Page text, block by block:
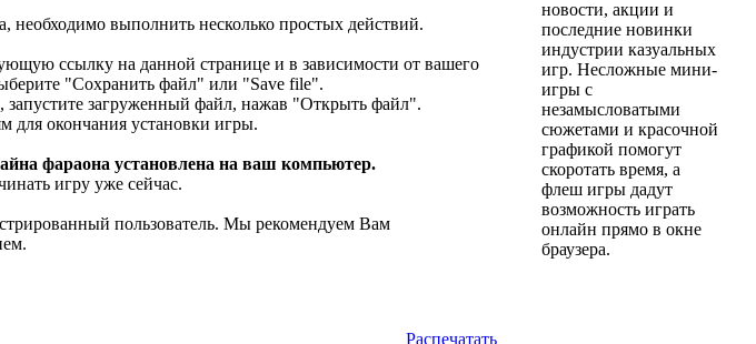
необходимо выполнить несколько простых действий.
ссылку на данной странице и в зависимости от вашего
"Сохранить файл" или "Save file".
запустите загруженный файл, нажав "Открыть файл".
для окончания установки игры.
фараона установлена на ваш компьютер.
игру уже сейчас.
пользователь. Мы рекомендуем Вам
Распечатать
новости, акции и
последние новинки
индустрии казуальных
игр. Несложные мини-
игры с
незамысловатыми
сюжетами и красочной
графикой помогут
скоротать время, а
флеш игры дадут
возможность играть
онлайн прямо в окне
браузера.